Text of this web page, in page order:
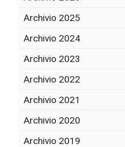
Archivio 2025
Archivio 2024
Archivio 2023
Archivio 2022
Archivio 2021
Archivio 2020
Archivio 2019